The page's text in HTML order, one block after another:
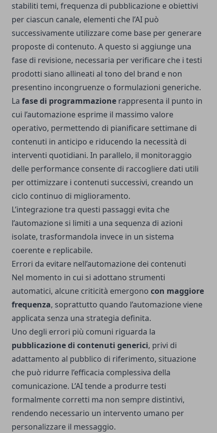
stabiliti temi, frequenza di pubblicazione e obiettivi
per ciascun canale, elementi che l’AI può
successivamente utilizzare come base per generare
proposte di contenuto. A questo si aggiunge una
fase di revisione, necessaria per verificare che i testi
prodotti siano allineati al tono del brand e non
presentino incongruenze o formulazioni generiche.
La fase di programmazione rappresenta il punto in
cui l’automazione esprime il massimo valore
operativo, permettendo di pianificare settimane di
contenuti in anticipo e riducendo la necessità di
interventi quotidiani. In parallelo, il monitoraggio
delle performance consente di raccogliere dati utili
per ottimizzare i contenuti successivi, creando un
ciclo continuo di miglioramento.
L’integrazione tra questi passaggi evita che
l’automazione si limiti a una sequenza di azioni
isolate, trasformandola invece in un sistema
coerente e replicabile.
Errori da evitare nell’automazione dei contenuti
Nel momento in cui si adottano strumenti
automatici, alcune criticità emergono con maggiore
frequenza, soprattutto quando l’automazione viene
applicata senza una strategia definita.
Uno degli errori più comuni riguarda la
pubblicazione di contenuti generici, privi di
adattamento al pubblico di riferimento, situazione
che può ridurre l’efficacia complessiva della
comunicazione. L’AI tende a produrre testi
formalmente corretti ma non sempre distintivi,
rendendo necessario un intervento umano per
personalizzare il messaggio.